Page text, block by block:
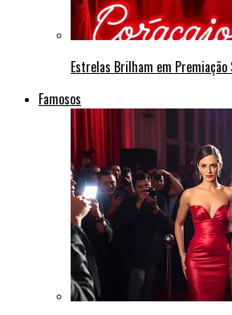
Estrelas Brilham em Premiação
Famosos